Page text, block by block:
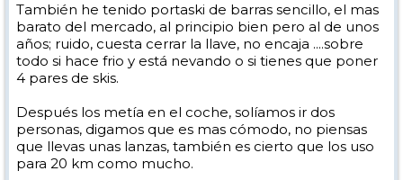
También he tenido portaski de barras sencillo, el mas
barato del mercado, al principio bien pero al de unos
años; ruido, cuesta cerrar la llave, no encaja ....sobre
todo si hace frio y está nevando o si tienes que poner
4 pares de skis.
Después los metía en el coche, solíamos ir dos
personas, digamos que es mas cómodo, no piensas
que llevas unas lanzas, también es cierto que los uso
para 20 km como mucho.